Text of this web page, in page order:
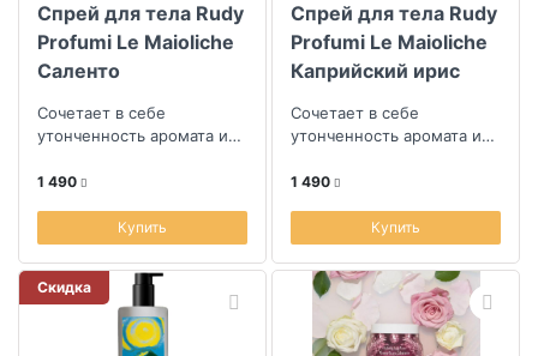
Скидка
Спрей для тела Rudy
Profumi Le Maioliche
Саленто
Сочетает в себе
утонченность аромата и
1 490
Купить
Спрей для тела Rudy
Profumi Le Maioliche
Каприйский ирис
Сочетает в себе
утонченность аромата и
1 490
Купить
Скидка